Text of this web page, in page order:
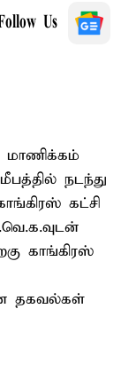
Us
மாணிக்கம்
நடந்து
கட்சி
காங்கிரஸ்
தகவல்கள்